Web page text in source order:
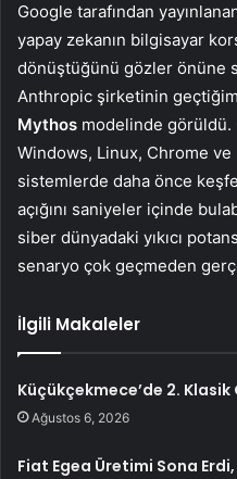
Google tarafından
yapay zekanın bilgisayar
dönüştüğünü gözler önüne
Anthropic şirketinin
Mythos modelinde görüldü.
Windows, Linux, Chrome
sistemlerde daha önce
açığını saniyeler içinde
siber dünyadaki yıkıcı
senaryo çok geçmeden
İlgili Makaleler
Küçükçekmece’de 2.
Ağustos 6, 2026
Fiat Egea Üretimi Sona